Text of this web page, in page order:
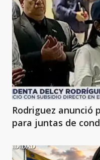
Rodriguez anunció
para juntas de